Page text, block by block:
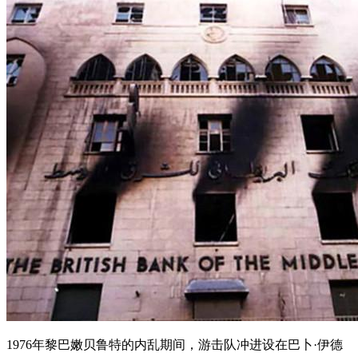
1976年黎巴嫩贝鲁特的内乱期间，游击队冲进设在巴卜·伊德